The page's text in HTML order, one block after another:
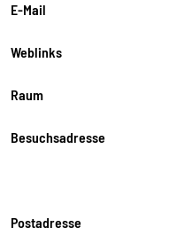
E-Mail
Weblinks
Raum
Besuchsadresse
Postadresse